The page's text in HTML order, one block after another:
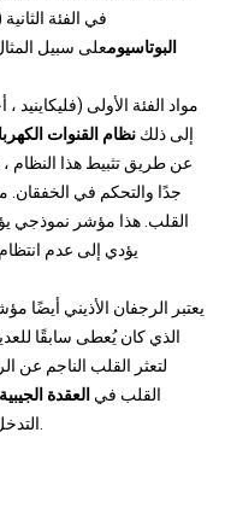
في الفئة الثانية
البوتاسيومعلى سبيل
مواد الفئة الأولى
إلى ذلك نظام القنوات
عن طريق تثبيط هذا النظام ،
جدًا والتحكم في الخفقان.
القلب. هذا مؤشر نموذجي
يؤدي إلى عدم
يعتبر الرجفان الأذيني أيضًا
الذي كان يُعطى سابقًا
لتعثر القلب الناجم عن
القلب في العقدة الجيبية